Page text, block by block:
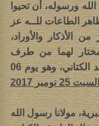
الله ورسوله، أن تحيوا
الطاعات للــه عز
الأذكار والأوراد،
لهما من طرف
مولانا الجد، الشيخ المؤسس، سيدي محمد الكتاني، وهو يوم 06
الذي يصادف هذه السنة يوم السبت 25 نومبر 2017
مولانا رسول الله